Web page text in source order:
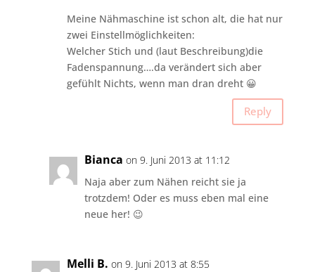
Meine Nähmaschine ist schon alt, die hat nur
zwei Einstellmöglichkeiten:
Welcher Stich und (laut Beschreibung)die
Fadenspannung….da verändert sich aber
gefühlt Nichts, wenn man dran dreht 😀
Reply
Bianca on 9. Juni 2013 at 11:12
Naja aber zum Nähen reicht sie ja
trotzdem! Oder es muss eben mal eine
neue her! 😉
Melli B. on 9. Juni 2013 at 8:55